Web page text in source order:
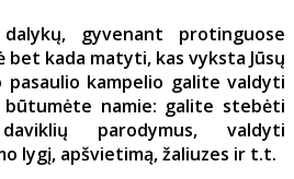
gyvenant protinguose
bet kada matyti, kas vyksta Jūsų
pasaulio kampelio galite valdyti
namie: galite stebėti
parodymus, valdyti
lygį, apšvietimą, žaliuzes ir t.t.